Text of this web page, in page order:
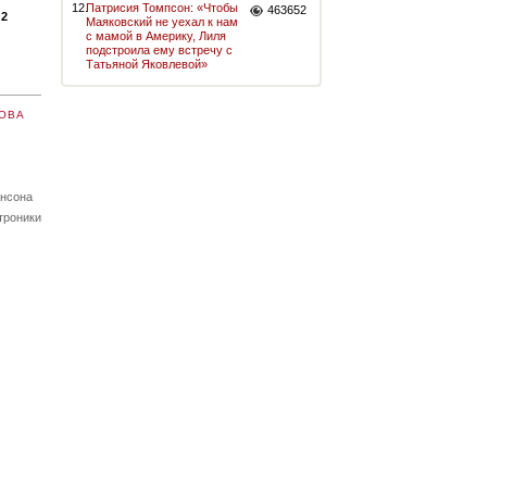
12.Патрисия Томпсон: «Чтобы
Маяковский не уехал к нам
с мамой в Америку, Лиля
подстроила ему встречу с
Татьяной Яковлевой»
463652